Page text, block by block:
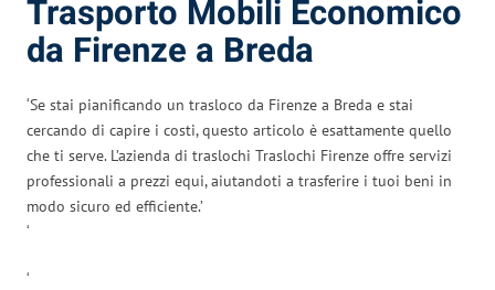
Trasporto Mobili Economico
da Firenze a Breda
‘Se stai pianificando un trasloco da Firenze a Breda e stai
cercando di capire i costi, questo articolo è esattamente quello
che ti serve. L’azienda di traslochi Traslochi Firenze offre servizi
professionali a prezzi equi, aiutandoti a trasferire i tuoi beni in
modo sicuro ed efficiente.’
‘
‘